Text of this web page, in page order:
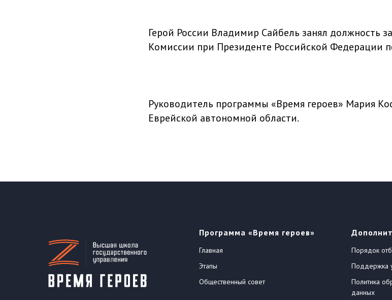
Герой России Владимир Сайбель занял должность
Комиссии при Президенте Российской Федерации
Руководитель программы «Время героев» Мария
Еврейской автономной области.
Программа «Время героев»
Главная
Этапы
Общественный совет
Порядок
Поддержка
Политика
данных